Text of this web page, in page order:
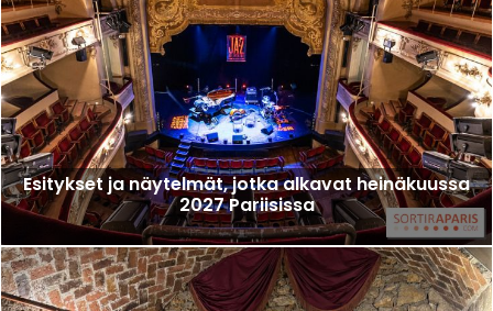
Esitykset ja näytelmät, jotka alkavat heinäkuussa
2027 Pariisissa